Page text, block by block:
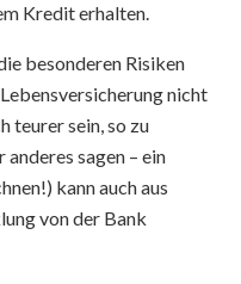
Kredit erhalten.
besonderen Risiken
nicht
teurer sein, so zu
sagen – ein
kann auch aus
von der Bank